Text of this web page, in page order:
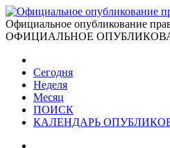
Официальное опубликование
ОФИЦИАЛЬНОЕ
Сегодня
Неделя
Месяц
ПОИСК
КАЛЕНДАРЬ